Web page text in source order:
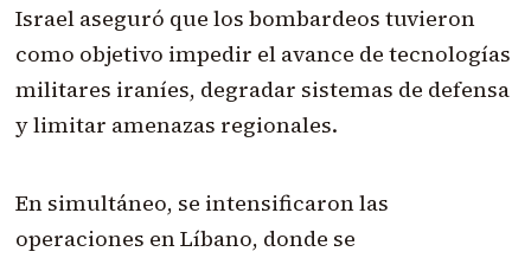
Israel aseguró que los bombardeos tuvieron
como objetivo impedir el avance de tecnologías
militares iraníes, degradar sistemas de defensa
y limitar amenazas regionales.
En simultáneo, se intensificaron las
operaciones en Líbano, donde se